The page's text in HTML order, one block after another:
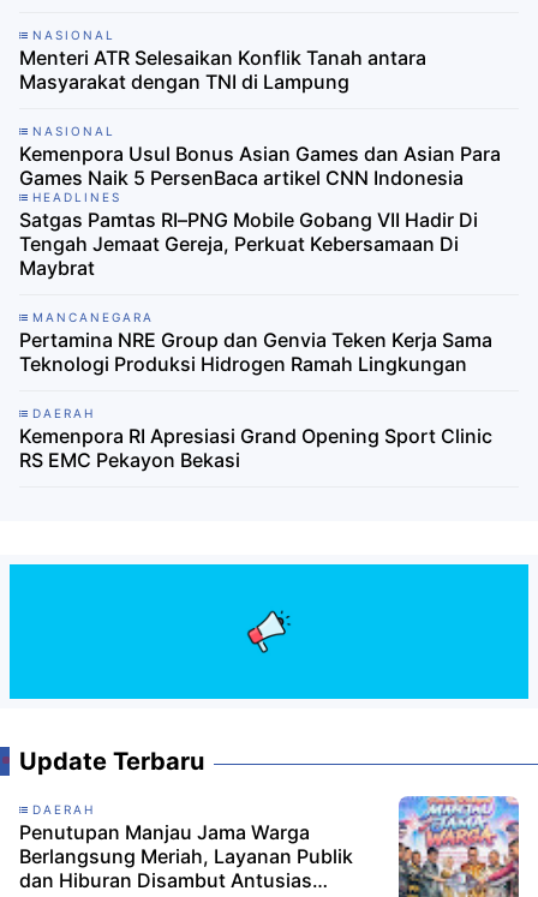
NASIONAL
Menteri ATR Selesaikan Konflik Tanah antara
Masyarakat dengan TNI di Lampung
NASIONAL
Kemenpora Usul Bonus Asian Games dan Asian Para
Games Naik 5 PersenBaca artikel CNN Indonesia
HEADLINES
Satgas Pamtas RI–PNG Mobile Gobang VII Hadir Di
Tengah Jemaat Gereja, Perkuat Kebersamaan Di
Maybrat
MANCANEGARA
Pertamina NRE Group dan Genvia Teken Kerja Sama
Teknologi Produksi Hidrogen Ramah Lingkungan
DAERAH
Kemenpora RI Apresiasi Grand Opening Sport Clinic
RS EMC Pekayon Bekasi
Update Terbaru
DAERAH
Penutupan Manjau Jama Warga
Berlangsung Meriah, Layanan Publik
dan Hiburan Disambut Antusias